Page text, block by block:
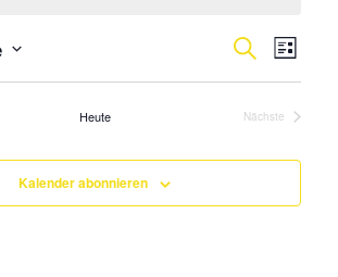
Suche
und
Suche Liste
Heute
Nächste
Kalender abonnieren